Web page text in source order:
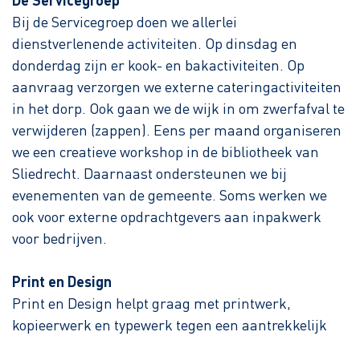
Bij de Servicegroep doen we allerlei
dienstverlenende activiteiten. Op dinsdag en
donderdag zijn er kook- en bakactiviteiten. Op
aanvraag verzorgen we externe cateringactiviteiten
in het dorp. Ook gaan we de wijk in om zwerfafval te
verwijderen (zappen). Eens per maand organiseren
we een creatieve workshop in de bibliotheek van
Sliedrecht. Daarnaast ondersteunen we bij
evenementen van de gemeente. Soms werken we
ook voor externe opdrachtgevers aan inpakwerk
voor bedrijven.
Print en Design
Print en Design helpt graag met printwerk,
kopieerwerk en typewerk tegen een aantrekkelijk